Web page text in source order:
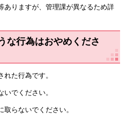
ありますが、管理課が異なるため詳
な行為はおやめくださ
れた行為です。
いでください。
取らないでください。